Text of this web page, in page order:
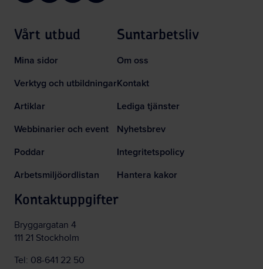
Vårt utbud
Mina sidor
Verktyg och utbildningar
Artiklar
Webbinarier och event
Poddar
Arbetsmiljöordlistan
Suntarbetsliv
Om oss
Kontakt
Lediga tjänster
Nyhetsbrev
Integritetspolicy
Hantera kakor
Kontaktuppgifter
Bryggargatan 4
111 21 Stockholm
Tel: 08-641 22 50